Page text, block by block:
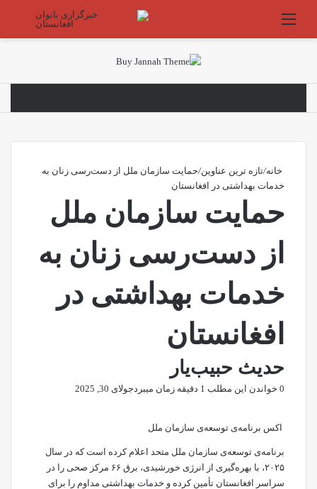
منو
خانه/تازه ترین عناوین/حمایت سازمان ملل از دست‌رسی زنان به
خدمات بهداشتی در افغانستان
حمایت سازمان ملل
از دست‌رسی زنان به
خدمات بهداشتی در
افغانستان
حدیث حبیب‌یار
جولای 30, 2025 0 خواندن این مطلب 1 دقیقه زمان میبرد
اکس برنامه‌ی توسعه‌ی سازمان ملل
برنامه‌ی توسعه‌ی سازمان ملل متحد اعلام کرده است که در سال
۲۰۲۵، با بهره‌گیری از انرژی خورشیدی، برق ۶۶ مرکز صحی را در
سراسر افغانستان تأمین کرده و خدمات بهداشتی مداوم را برای